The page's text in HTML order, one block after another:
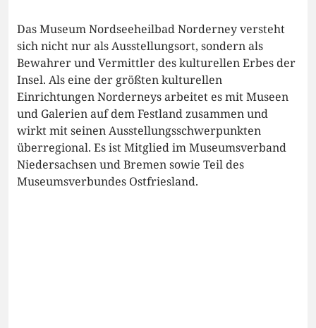
Das Museum Nordseeheilbad Norderney versteht
sich nicht nur als Ausstellungsort, sondern als
Bewahrer und Vermittler des kulturellen Erbes der
Insel. Als eine der größten kulturellen
Einrichtungen Norderneys arbeitet es mit Museen
und Galerien auf dem Festland zusammen und
wirkt mit seinen Ausstellungsschwerpunkten
überregional. Es ist Mitglied im Museumsverband
Niedersachsen und Bremen sowie Teil des
Museumsverbundes Ostfriesland.